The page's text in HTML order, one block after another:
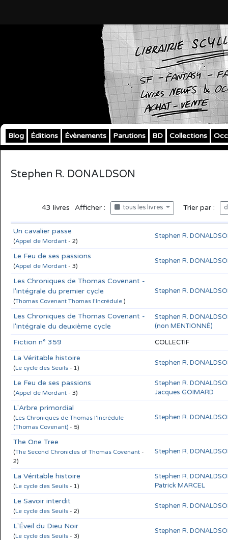
Blog Éditions Évènements Parutions BD Collections
Stephen R. DONALDSON
43 livres Afficher : tous les livres Trier par :
Un cavalier passe
(Appel de Mordant - 2)
Stephen R.
Le Feu de ses passions
(Appel de Mordant - 3)
Stephen R.
Les Chroniques de Thomas Covenant -
l'intégrale du premier cycle
(Thomas Covenant Thomas l'Incrédule )
Stephen R.
Les Chroniques de Thomas Covenant -
l'intégrale du deuxième cycle
Stephen R.
(non MENTIONNÉ)
Fiction n° 359 COLLECTIF
La Véritable histoire
(Le cycle des Seuils - 1)
Stephen R.
Le Feu de ses passions
(Appel de Mordant - 3)
Stephen R.
Jacques GOIMARD
L'Arbre primordial
(Les Chroniques de Thomas l'Incrédule
(Thomas Covenant) - 5)
Stephen R.
The One Tree
(The Second Chronicles of Thomas Covenant -
2)
Stephen R.
La Véritable histoire
(Le cycle des Seuils - 1)
Stephen R.
Patrick MARCEL
Le Savoir interdit
(Le cycle des Seuils - 2)
Stephen R.
L'Éveil du Dieu Noir
(Le cycle des Seuils - 3)
Stephen R.